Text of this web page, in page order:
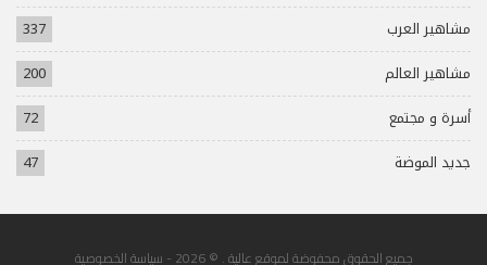
مشاهير العرب
337
مشاهير العالم
200
أسرة و مجتمع
72
جديد الموضة
47
جميع الحقوق محفوضة لموقع عالية . © 2026 - سياسة الخصوصية